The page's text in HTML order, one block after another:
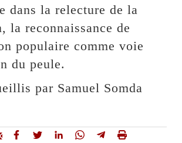
dans la relecture de la
la reconnaissance de
populaire comme voie
du peule.
par Samuel Somda